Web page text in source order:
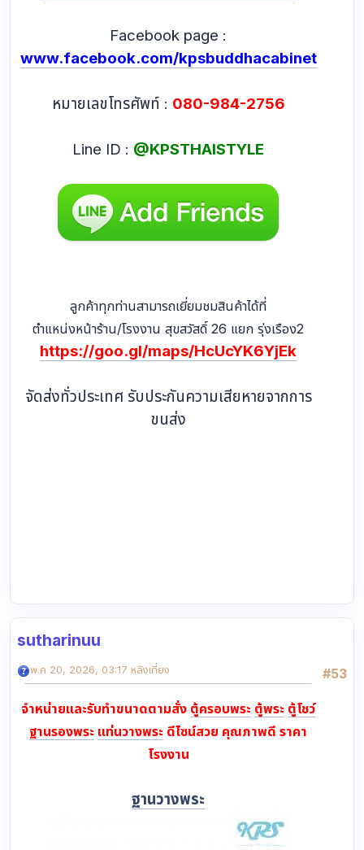
Facebook page :
www.facebook.com/kpsbuddhacabinet
หมายเลขโทรศัพท์ : 080-984-2756
Line ID : @KPSTHAISTYLE
ลูกค้าทุกท่านสามารถเยี่ยมชมสินค้าได้ที่
ตำแหน่งหน้าร้าน/โรงงาน สุขสวัสดิ์ 26 แยก รุ่งเรือง2
https://goo.gl/maps/HcUcYK6YjEk
จัดส่งทั่วประเทศ รับประกันความเสียหายจากการ
ขนส่ง
sutharinuu
#53
พ.ค 20, 2026, 03:17 หลังเที่ยง
จำหน่ายและรับทำขนาดตามสั่ง ตู้ครอบพระ ตู้พระ ตู้โชว์
ฐานรองพระ แท่นวางพระ ดีไซน์สวย คุณภาพดี ราคา
โรงงาน
ฐานวางพระ